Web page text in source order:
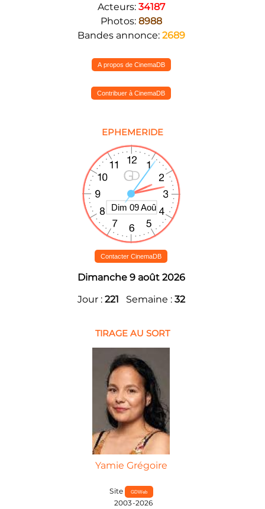
Acteurs: 34187
Photos: 8988
Bandes annonce: 2689
A propos de CinemaDB
Contribuer à CinemaDB
EPHEMERIDE
Contacter CinemaDB
Dimanche 9 août 2026
Jour : 221 Semaine : 32
TIRAGE AU SORT
Yamie Grégoire
Site GDWeb
2003-2026